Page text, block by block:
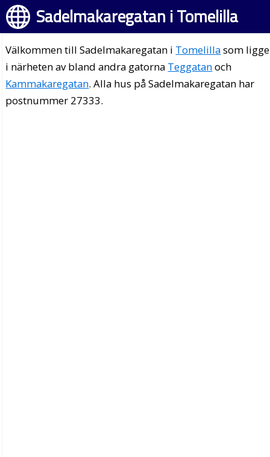
Sadelmakaregatan i Tomelilla
Välkommen till Sadelmakaregatan i Tomelillasom
i närheten av bland andra gatorna Teggatanoch
Kammakaregatan. Alla hus på Sadelmakaregatan har
postnummer 27333.